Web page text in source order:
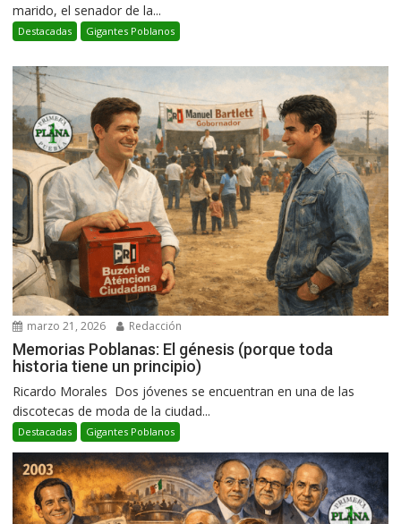
marido, el senador de la...
Destacadas Gigantes Poblanos
marzo 21, 2026 Redacción
Memorias Poblanas: El génesis (porque toda
historia tiene un principio)
Ricardo Morales Dos jóvenes se encuentran en una de las
discotecas de moda de la ciudad...
Destacadas Gigantes Poblanos